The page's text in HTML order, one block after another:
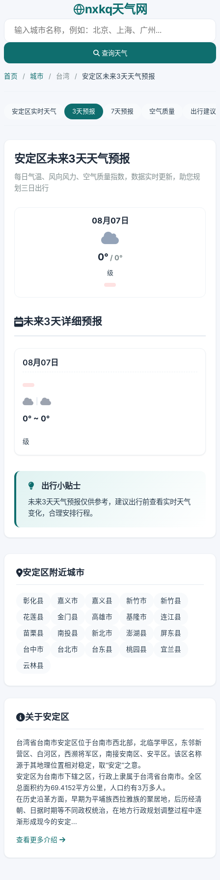
nxkq天气网
查询天气
首页 / 城市 / 台湾 / 安定区未来3天天气预报
安定区实时天气 3天预报 7天预报 空气质量 出行建议
安定区未来3天天气预报
每日气温、风向风力、空气质量指数，数据实时更新，助您规
划三日出行
08月07日
0° / 0°
级
未来3天详细预报
08月07日
0° ~ 0°
级
出行小贴士
未来3天天气预报仅供参考，建议出行前查看实时天气
变化，合理安排行程。
安定区附近城市
彰化县 嘉义市 嘉义县 新竹市 新竹县
花莲县 金门县 高雄市 基隆市 连江县
苗栗县 南投县 新北市 澎湖县 屏东县
台中市 台北市 台东县 桃园县 宜兰县
云林县
关于安定区
台湾省台南市安定区位于台南市西北部，北临学甲区，东邻新
营区、白河区，西濒将军区，南接安南区、安平区。该区名称
源于其地理位置相对稳定，取“安定”之意。
安定区为台南市下辖之区，行政上隶属于台湾省台南市。全区
总面积约为69.4152平方公里，人口约有3万多人。
在历史沿革方面，早期为平埔族西拉雅族的聚居地，后历经清
朝、日据时期等不同政权统治，在地方行政规划调整过程中逐
渐形成现今的安定...
查看更多介绍